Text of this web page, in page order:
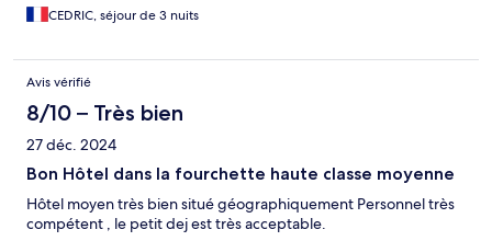
CEDRIC, séjour de 3 nuits
Avis vérifié
8/10 – Très bien
27 déc. 2024
Bon Hôtel dans la fourchette haute classe moyenne
Hôtel moyen très bien situé géographiquement Personnel très
compétent , le petit dej est très acceptable.